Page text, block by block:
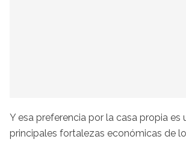
Y esa preferencia por la casa propia es
principales fortalezas económicas de